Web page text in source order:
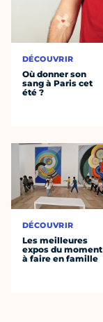
DÉCOUVRIR
Où donner son
sang à Paris cet
été ?
DÉCOUVRIR
Les meilleures
expos du moment
à faire en famille